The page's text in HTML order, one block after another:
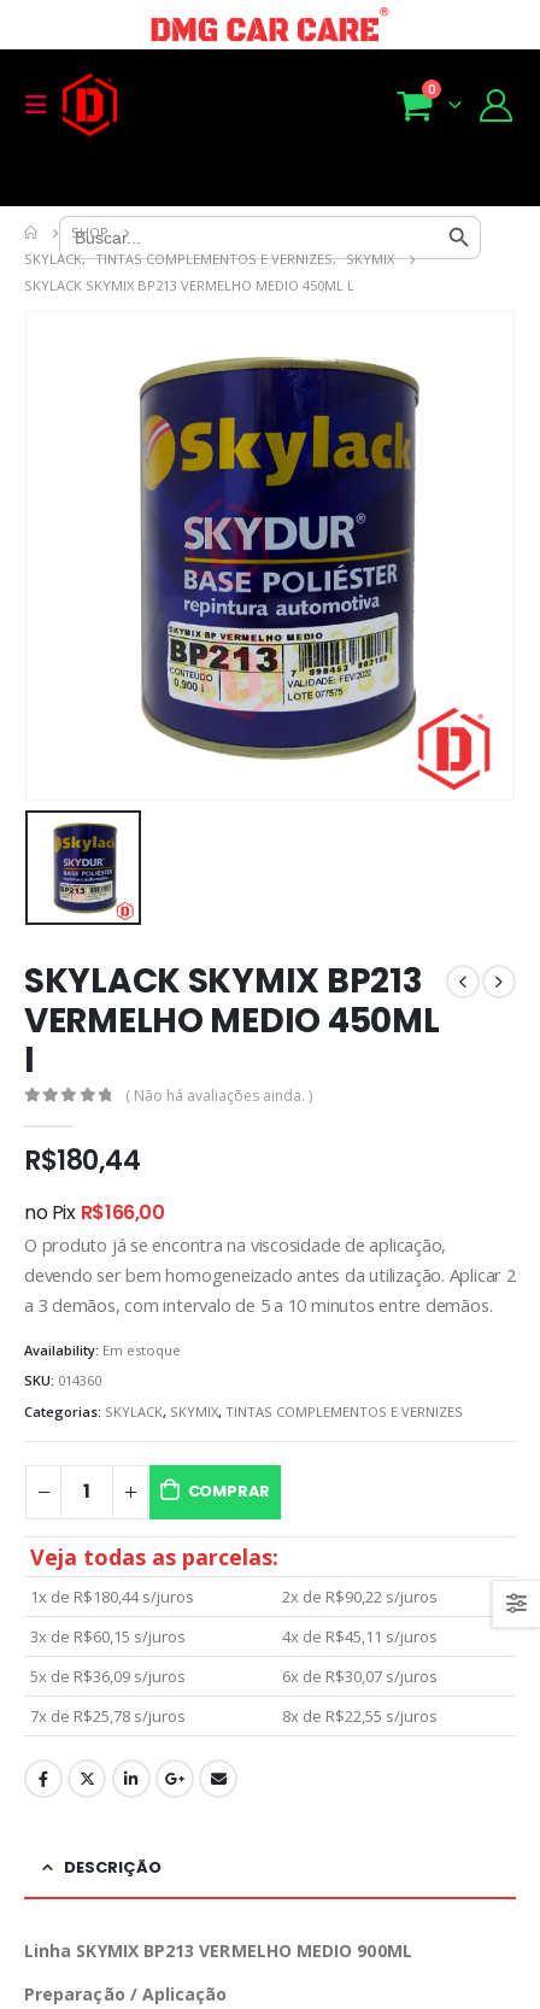
Search
for:
Search Button
0
SHOP
SKYLACK, TINTAS COMPLEMENTOS E VERNIZES, SKYMIX
SKYLACK SKYMIX BP213 VERMELHO MEDIO 450ML L
SKYLACK SKYMIX BP213
VERMELHO MEDIO 450ML
l
( Não há avaliações ainda. )
R$180,44
no Pix R$166,00
O produto já se encontra na viscosidade de aplicação,
devendo ser bem homogeneizado antes da utilização. Aplicar 2
a 3 demãos, com intervalo de 5 a 10 minutos entre demãos.
Availability: Em estoque
SKU: 014360
Categorias: SKYLACK, SKYMIX, TINTAS COMPLEMENTOS E VERNIZES
COMPRAR
Veja todas as parcelas:
1x de R$180,44s/juros 2x de R$90,22 s/juros
3x de R$60,15 s/juros 4x de R$45,11 s/juros
5x de R$36,09 s/juros 6x de R$30,07 s/juros
7x de R$25,78 s/juros 8x de R$22,55 s/juros
DESCRIÇÃO
Linha SKYMIX BP213 VERMELHO MEDIO 900ML
Preparação / Aplicação